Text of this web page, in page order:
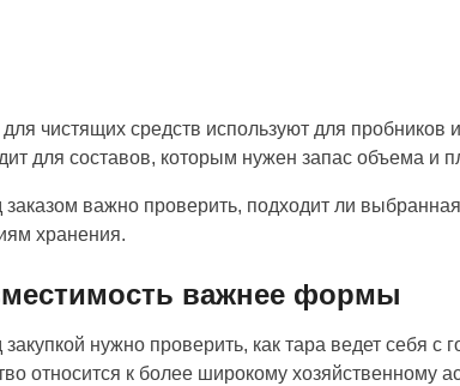
для чистящих средств используют для
для составов, которым нужен запас объема и
заказом важно проверить, подходит ли
хранения.
важнее формы
закупкой нужно проверить, как тара ведет себя
относится к более широкому хозяйственному